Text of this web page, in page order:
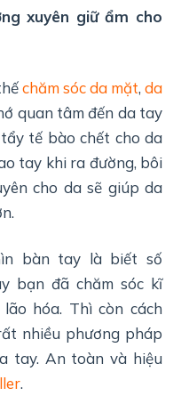
xuyên giữ ẩm cho
chăm sóc da mặt,da
quan tâm đến da tay
tế bào chết cho da
tay khi ra đường, bôi
cho da sẽ giúp da
bàn tay là biết số
bạn đã chăm sóc kĩ
hóa. Thì còn cách
nhiều phương pháp
tay. An toàn và hiệu
.